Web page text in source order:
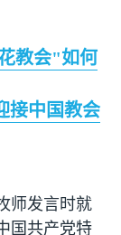
教会"如何
接中国教会
师发言时就
国共产党特